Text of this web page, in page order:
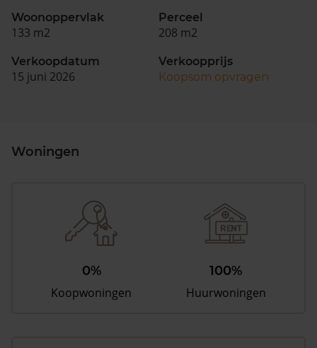
Woonoppervlak
133 m2
Perceel
208 m2
Verkoopdatum
15 juni 2026
Verkoopprijs
Koopsom opvragen
Woningen
0%
Koopwoningen
100%
Huurwoningen